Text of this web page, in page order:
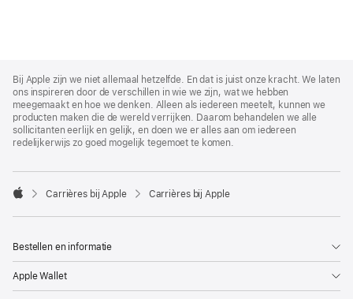
Footer
Bij Apple zijn we niet allemaal hetzelfde. En dat is juist onze kracht. We laten
ons inspireren door de verschillen in wie we zijn, wat we hebben
meegemaakt en hoe we denken. Alleen als iedereen meetelt, kunnen we
producten maken die de wereld verrijken. Daarom behandelen we alle
sollicitanten eerlijk en gelijk, en doen we er alles aan om iedereen
redelijkerwijs zo goed mogelijk tegemoet te komen.

Carrières bij Apple Carrières bij Apple
Bestellen en informatie
Apple Wallet